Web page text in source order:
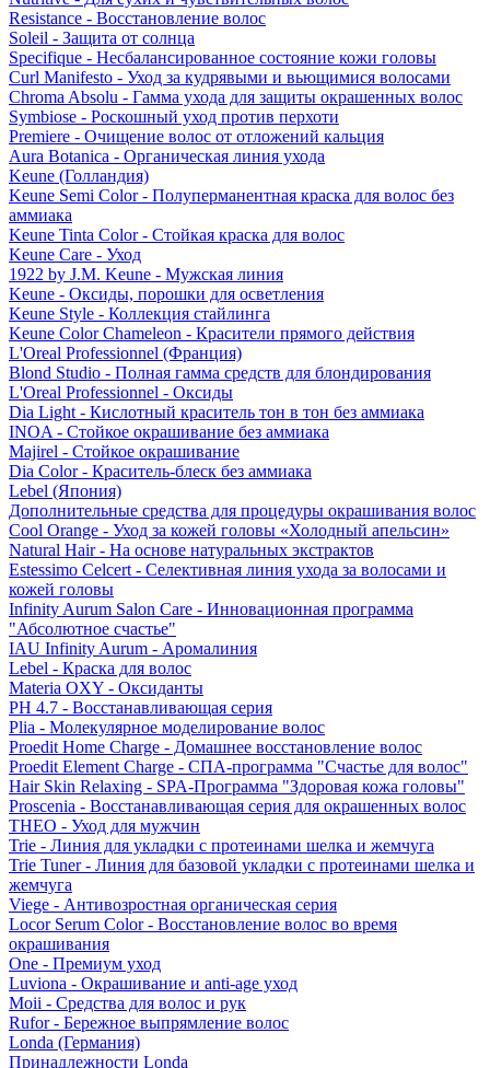
Resistance - Восстановление волос
Soleil - Защита от солнца
Specifique - Несбалансированное состояние кожи головы
Curl Manifesto - Уход за кудрявыми и вьющимися волосами
Chroma Absolu - Гамма ухода для защиты окрашенных волос
Symbiose - Роскошный уход против перхоти
Premiere - Очищение волос от отложений кальция
Aura Botanica - Органическая линия ухода
Keune (Голландия)
Keune Semi Color - Полуперманентная краска для волос без
аммиака
Keune Tinta Color - Стойкая краска для волос
Keune Care - Уход
1922 by J.M. Keune - Мужская линия
Keune - Оксиды, порошки для осветления
Keune Style - Коллекция стайлинга
Keune Color Chameleon - Красители прямого действия
L'Oreal Professionnel (Франция)
Blond Studio - Полная гамма средств для блондирования
L'Oreal Professionnel - Оксиды
Dia Light - Кислотный краситель тон в тон без аммиака
INOA - Стойкое окрашивание без аммиака
Majirel - Стойкое окрашивание
Dia Color - Краситель-блеск без аммиака
Lebel (Япония)
Дополнительные средства для процедуры окрашивания волос
Cool Orange - Уход за кожей головы «Холодный апельсин»
Natural Hair - На основе натуральных экстрактов
Estessimo Celcert - Селективная линия ухода за волосами и
кожей головы
Infinity Aurum Salon Care - Инновационная программа
"Абсолютное счастье"
IAU Infinity Aurum - Аромалиния
Lebel - Краска для волос
Materia OXY - Оксиданты
PH 4.7 - Восстанавливающая серия
Plia - Молекулярное моделирование волос
Proedit Home Charge - Домашнее восстановление волос
Proedit Element Charge - СПА-программа "Счастье для волос"
Hair Skin Relaxing - SPA-Программа "Здоровая кожа головы"
Proscenia - Восстанавливающая серия для окрашенных волос
THEO - Уход для мужчин
Trie - Линия для укладки с протеинами шелка и жемчуга
Trie Tuner - Линия для базовой укладки с протеинами шелка и
жемчуга
Viege - Антивозростная органическая серия
Locor Serum Color - Восстановление волос во время
окрашивания
One - Премиум уход
Luviona - Окрашивание и anti-age уход
Moii - Средства для волос и рук
Rufor - Бережное выпрямление волос
Londa (Германия)
Принадлежности Londa